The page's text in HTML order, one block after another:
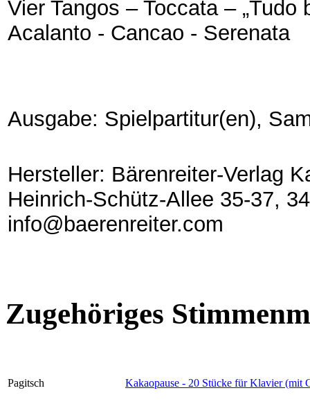
Vier Tangos – Toccata – „Tudo
Acalanto - Cancao - Serenata
Ausgabe: Spielpartitur(en),
Hersteller: Bärenreiter-Verlag
Heinrich-Schütz-Allee 35-37,
info@baerenreiter.com
Zugehöriges
Pagitsch Kakaopause - 20 Stücke für Klavier (mit